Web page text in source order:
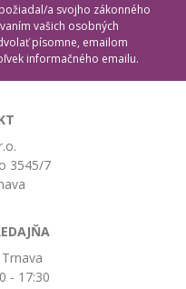
a svojho zákonného
vašich osobných
písomne, emailom
informačného emailu.
3545/7
- 17:30